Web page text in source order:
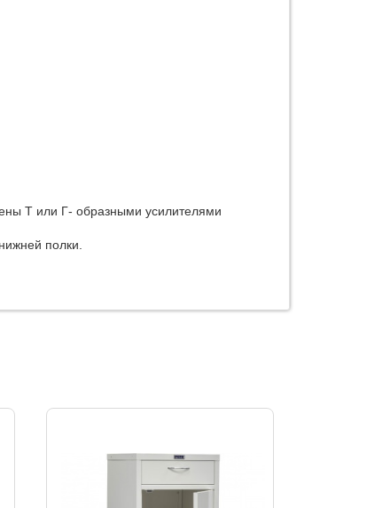
Т или Г- образными усилителями
полки.